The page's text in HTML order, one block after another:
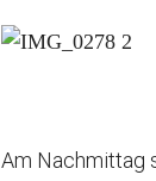
Am Nachmittag